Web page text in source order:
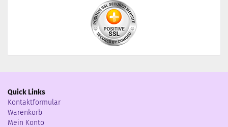
Quick Links
Kontaktformular
Warenkorb
Mein Konto